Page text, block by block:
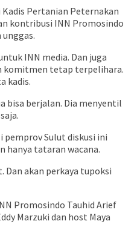
Pertanian Peternakan
kontribusi INN Promosindo
INN media. Dan juga
komitmen tetap terpelihara.
kadis.
bisa berjalan. Dia menyentil
pemprov Sulut diskusi ini
hanya tataran wacana.
Dan akan perkaya tupoksi
Promosindo Tauhid Arief
Marzuki dan host Maya